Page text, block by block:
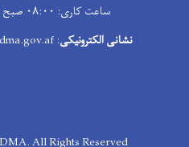
ساعت کاری: ۰۸:۰۰ صبح الی ۰۴:۰۰ بعد از ظهر
نشانی الکترونیکی: info@andma.gov.af
All Rights Reserved